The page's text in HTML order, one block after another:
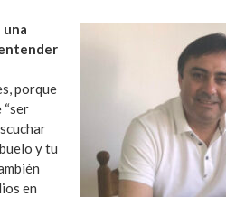
una
porque
“ser
y tu
en